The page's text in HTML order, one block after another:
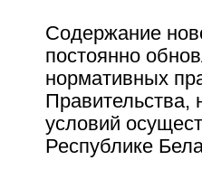
Содержание
постоянно
нормативных
условий
Республике